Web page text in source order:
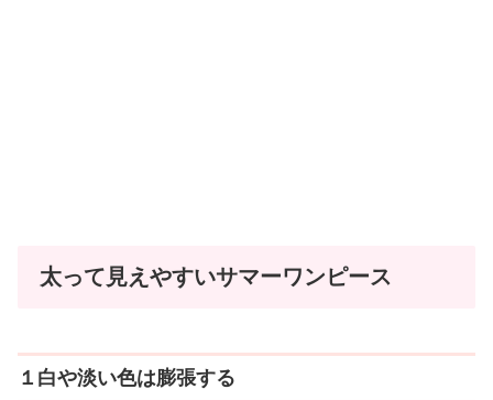
太って見えやすいサマーワンピース
１白や淡い色は膨張する